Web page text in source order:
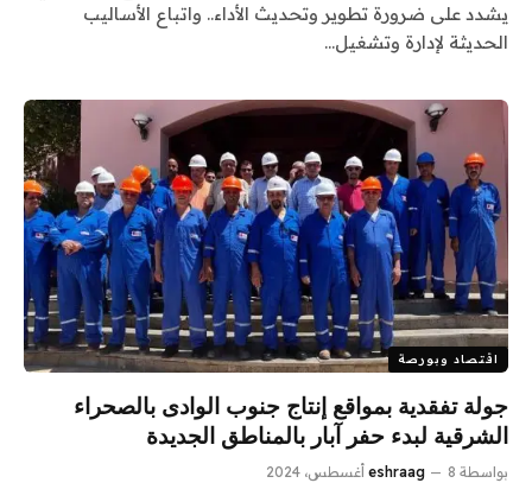
يشدد على ضرورة تطوير وتحديث الأداء.. واتباع الأساليب
الحديثة لإدارة وتشغيل…
اقتصاد وبورصة
جولة تفقدية بمواقع إنتاج جنوب الوادى بالصحراء
الشرقية لبدء حفر آبار بالمناطق الجديدة
بواسطة eshraag 8 أغسطس، 2024